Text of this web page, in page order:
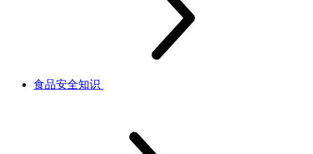
食品安全知识